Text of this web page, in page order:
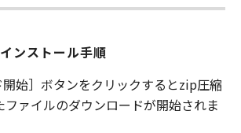
る媒体、およびその後に作成され
切の知的財産権および所有権を
Production Printing
は、乙に対し本ソフトウエア
ンストール手順
始］ボタンをクリックするとzip圧縮
ァイルのダウンロードが開始されま